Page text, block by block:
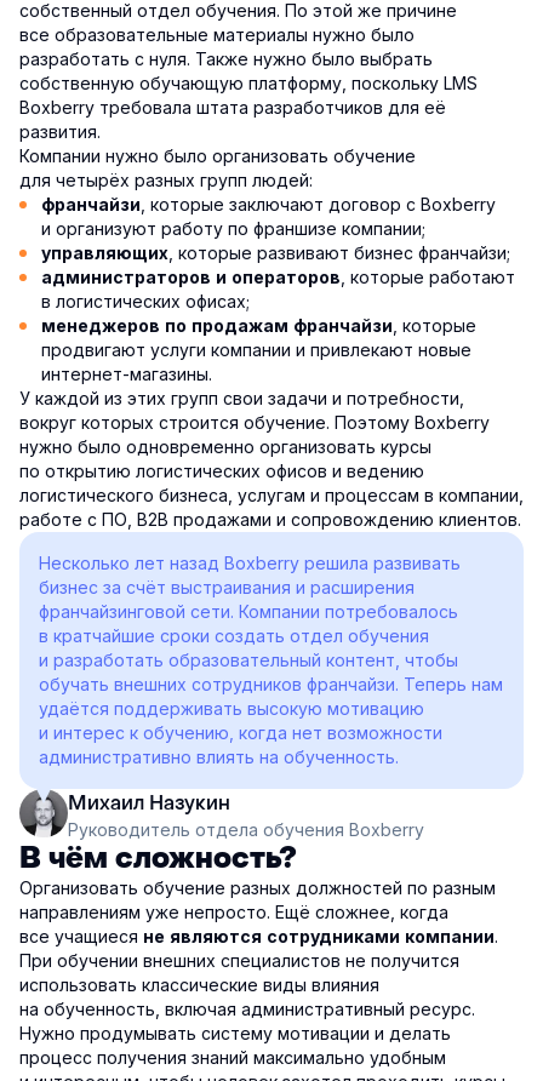
собственный отдел обучения. По этой же причине
все образовательные материалы нужно было
разработать с нуля. Также нужно было выбрать
собственную обучающую платформу, поскольку LMS
Boxberry требовала штата разработчиков для её
развития.
Компании нужно было организовать обучение
для четырёх разных групп людей:
франчайзи , которые заключают договор с Boxberry
и организуют работу по франшизе компании;
управляющих , которые развивают бизнес франчайзи;
администраторов и операторов , которые работают
в логистических офисах;
менеджеров по продажам франчайзи , которые
продвигают услуги компании и привлекают новые
интернет-магазины.
У каждой из этих групп свои задачи и потребности,
вокруг которых строится обучение. Поэтому Boxberry
нужно было одновременно организовать курсы
по открытию логистических офисов и ведению
логистического бизнеса, услугам и процессам в компании,
работе с ПО, B2B продажами и сопровождению клиентов.
Несколько лет назад Boxberry решила развивать
бизнес за счёт выстраивания и расширения
франчайзинговой сети. Компании потребовалось
в кратчайшие сроки создать отдел обучения
и разработать образовательный контент, чтобы
обучать внешних сотрудников франчайзи. Теперь нам
удаётся поддерживать высокую мотивацию
и интерес к обучению, когда нет возможности
административно влиять на обученность.
Михаил Назукин
Руководитель отдела обучения Boxberry
В чём сложность?
Организовать обучение разных должностей по разным
направлениям уже непросто. Ещё сложнее, когда
все учащиеся не являются сотрудниками компании.
При обучении внешних специалистов не получится
использовать классические виды влияния
на обученность, включая административный ресурс.
Нужно продумывать систему мотивации и делать
процесс получения знаний максимально удобным